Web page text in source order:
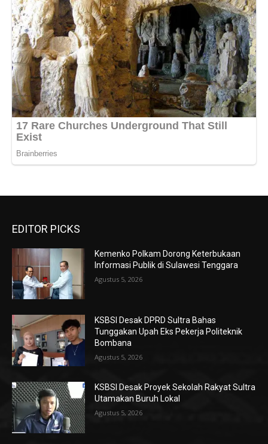
EDITOR PICKS
Kemenko Polkam Dorong Keterbukaan
Informasi Publik di Sulawesi Tenggara
Agustus 5, 2026
KSBSI Desak DPRD Sultra Bahas
Tunggakan Upah Eks Pekerja Politeknik
Bombana
Agustus 5, 2026
KSBSI Desak Proyek Sekolah Rakyat Sultra
Utamakan Buruh Lokal
Agustus 5, 2026